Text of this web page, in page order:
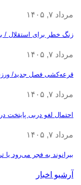
مرداد ۷, ۱۴۰۵
زنگ خطر برای استقلال /
مرداد ۷, ۱۴۰۵
قرعه‎‌کشی فصل جدید/ ورزشگاه آزادی تا نیم‌فصل آماده می‌شود؟
مرداد ۷, ۱۴۰۵
احتمال لغو دربی پایتخت
مرداد ۷, ۱۴۰۵
بیرانوند به فجر می‌رود یا
آرشیو اخبار